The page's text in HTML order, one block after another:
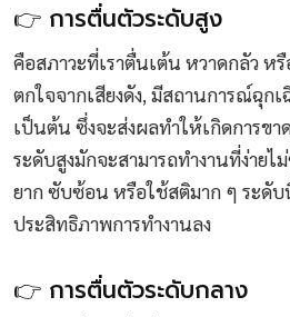
👉 การตื่นตัวระดับสูง
คือสภาวะที่เราตื่นเต้น หวาดกลัว หรื
ตกใจจากเสียงดัง, มีสถานการณ์ฉุกเ
เป็นต้น ซึ่งจะส่งผลทำให้เกิดการขา
ระดับสูงมักจะสามารถทำงานที่ง่าย
ยาก ซับซ้อน หรือใช้สติมาก ๆ ระดั
ประสิทธิภาพการทำงานลง
👉 การตื่นตัวระดับกลาง